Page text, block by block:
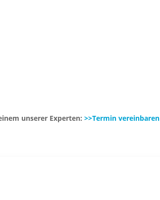
unserer Experten: >>Termin vereinbaren